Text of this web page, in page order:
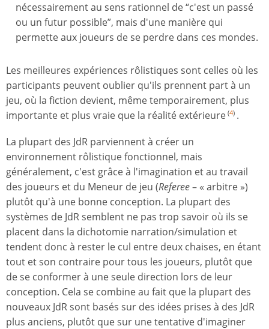
nécessairement au sens rationnel de “c'est un passé
ou un futur possible”, mais d'une manière qui
permette aux joueurs de se perdre dans ces mondes.
Les meilleures expériences rôlistiques sont celles où les
participants peuvent oublier qu'ils prennent part à un
jeu, où la fiction devient, même temporairement, plus
importante et plus vraie que la réalité extérieure (4) .
La plupart des JdR parviennent à créer un
environnement rôlistique fonctionnel, mais
généralement, c'est grâce à l'imagination et au travail
des joueurs et du Meneur de jeu (Referee– « arbitre »)
plutôt qu'à une bonne conception. La plupart des
systèmes de JdR semblent ne pas trop savoir où ils se
placent dans la dichotomie narration/simulation et
tendent donc à rester le cul entre deux chaises, en étant
tout et son contraire pour tous les joueurs, plutôt que
de se conformer à une seule direction lors de leur
conception. Cela se combine au fait que la plupart des
nouveaux JdR sont basés sur des idées prises à des JdR
plus anciens, plutôt que sur une tentative d'imaginer